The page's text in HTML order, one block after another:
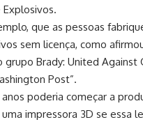
que as pessoas
sem licença, como
grupo Brady: United Against
Post”.
anos poderia começar a
impressora 3D se essa